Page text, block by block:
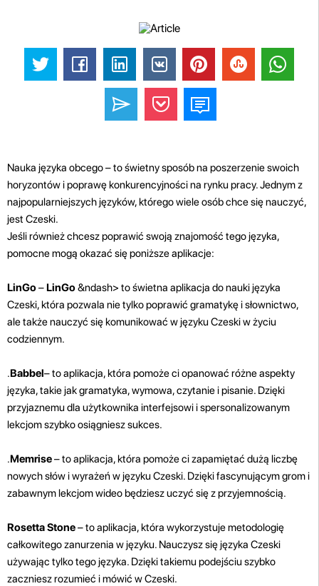
Nauka języka obcego – to świetny sposób na poszerzenie swoich
horyzontów i poprawę konkurencyjności na rynku pracy. Jednym z
najpopularniejszych języków, którego wiele osób chce się nauczyć,
jest Czeski.
Jeśli również chcesz poprawić swoją znajomość tego języka,
pomocne mogą okazać się poniższe aplikacje:
LinGo–LinGo&ndash> to świetna aplikacja do nauki języka
Czeski, która pozwala nie tylko poprawić gramatykę i słownictwo,
ale także nauczyć się komunikować w języku Czeski w życiu
codziennym.
.Babbel– to aplikacja, która pomoże ci opanować różne aspekty
języka, takie jak gramatyka, wymowa, czytanie i pisanie. Dzięki
przyjaznemu dla użytkownika interfejsowi i spersonalizowanym
lekcjom szybko osiągniesz sukces.
.Memrise– to aplikacja, która pomoże ci zapamiętać dużą liczbę
nowych słów i wyrażeń w języku Czeski. Dzięki fascynującym grom i
zabawnym lekcjom wideo będziesz uczyć się z przyjemnością.
Rosetta Stone– to aplikacja, która wykorzystuje metodologię
całkowitego zanurzenia w języku. Nauczysz się języka Czeski
używając tylko tego języka. Dzięki takiemu podejściu szybko
zaczniesz rozumieć i mówić w Czeski.